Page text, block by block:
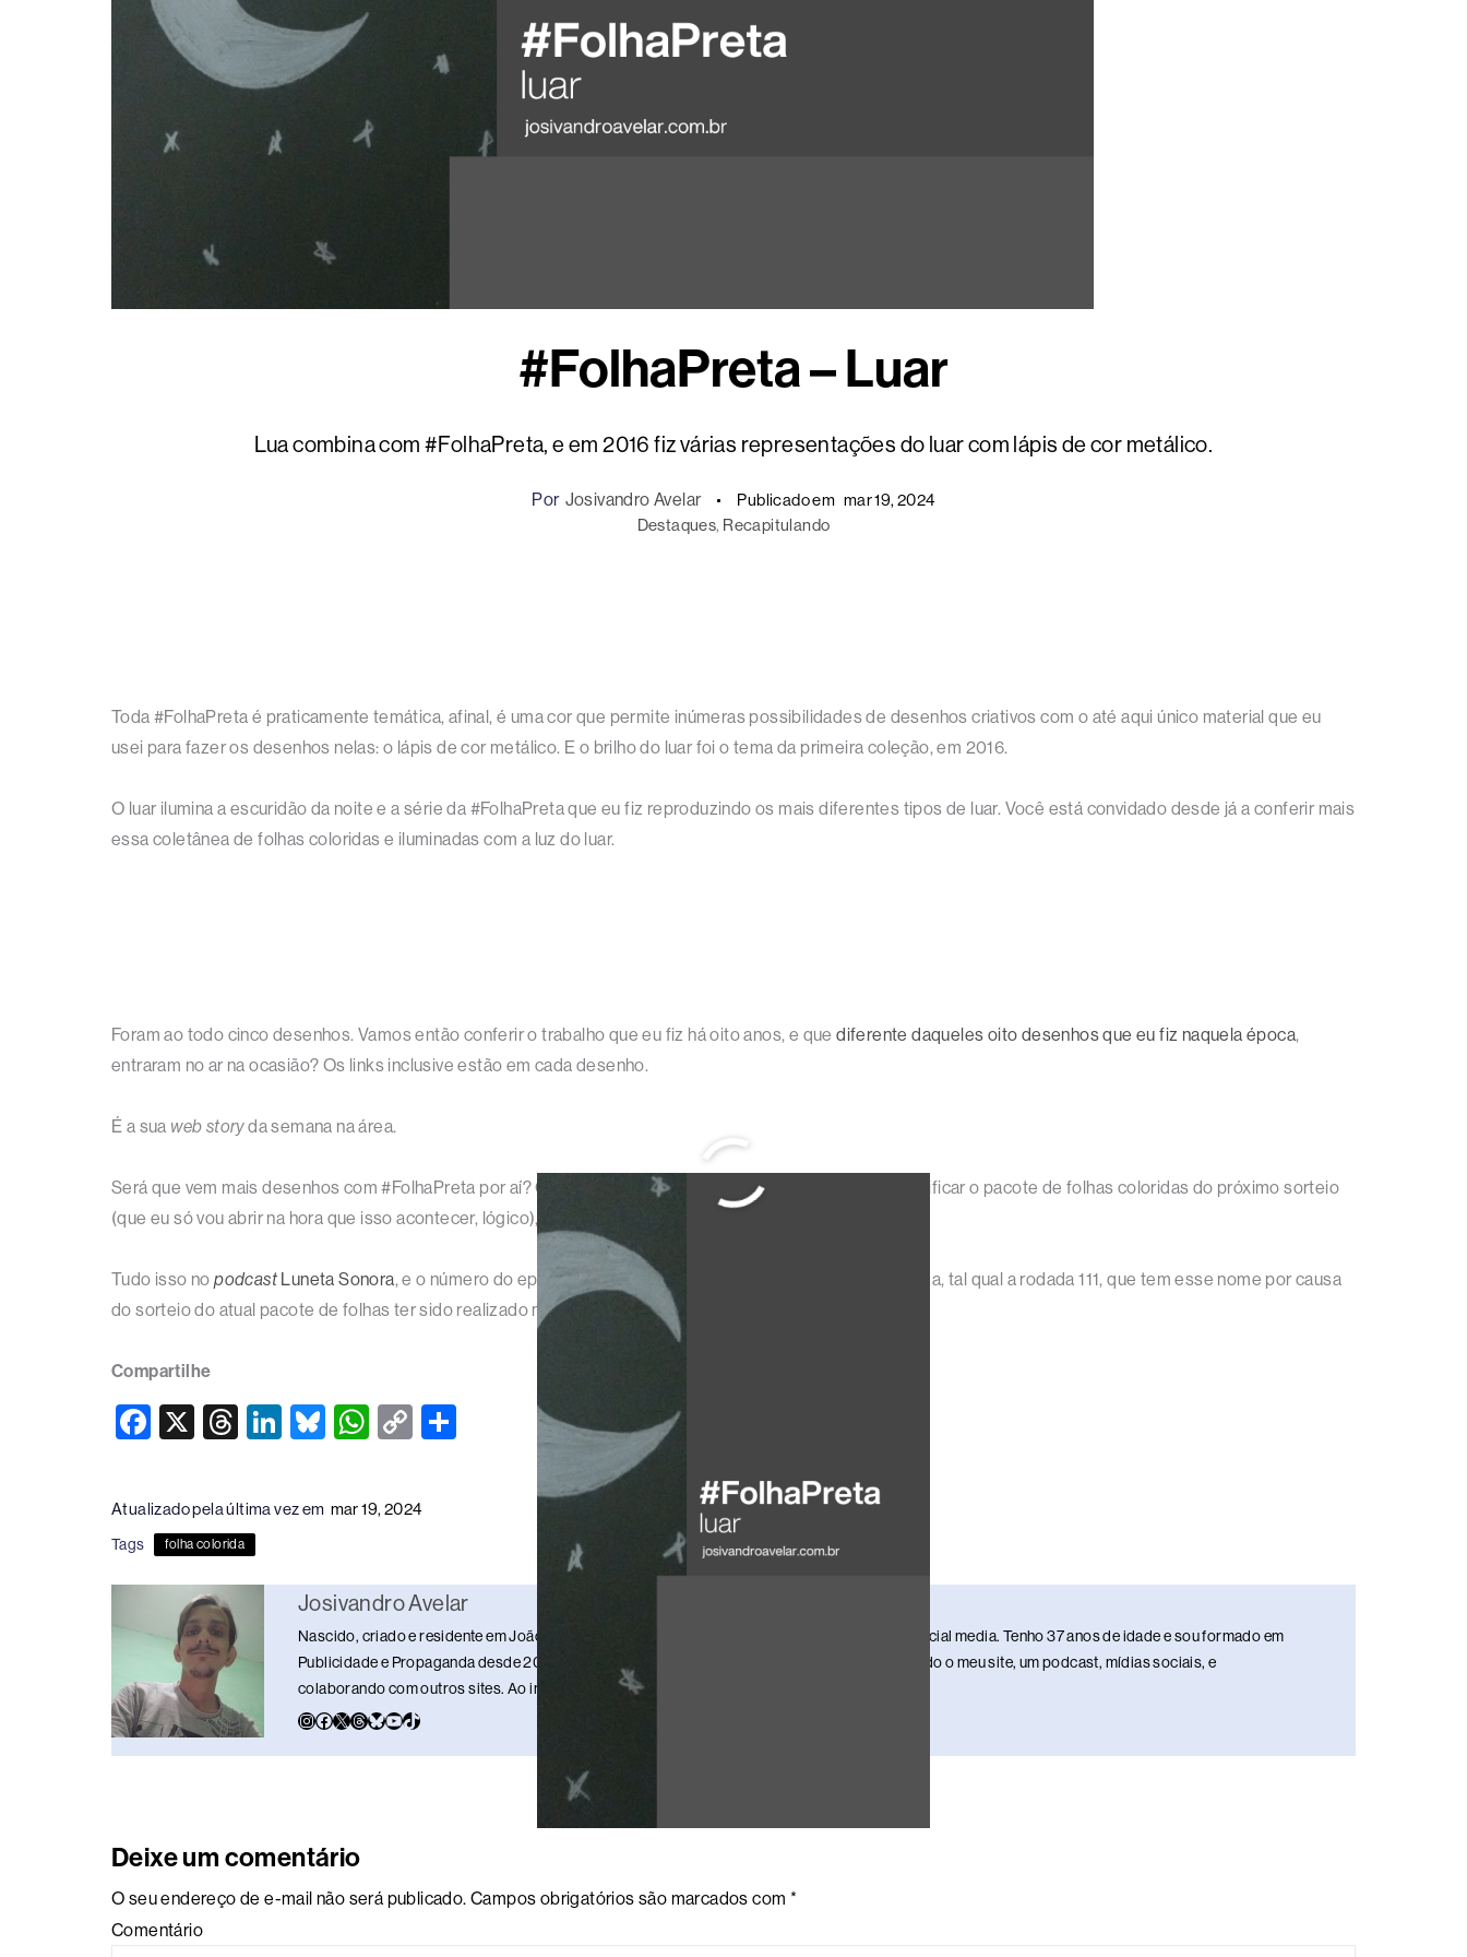
#FolhaPreta – Luar
Lua combina com #FolhaPreta, e em 2016 fiz várias representações do luar com lápis de cor metálico.
Por Josivandro Avelar Publicado em mar 19, 2024
Destaques, Recapitulando
Toda #FolhaPreta é praticamente temática, afinal, é uma cor que permite inúmeras possibilidades de desenhos criativos com o até aqui único material que eu
usei para fazer os desenhos nelas: o lápis de cor metálico. E o brilho do luar foi o tema da primeira coleção, em 2016.
O luar ilumina a escuridão da noite e a série da #FolhaPreta que eu fiz reproduzindo os mais diferentes tipos de luar. Você está convidado desde já a conferir mais
essa coletânea de folhas coloridas e iluminadas com a luz do luar.
Foram ao todo cinco desenhos. Vamos então conferir o trabalho que eu fiz há oito anos, e quediferente daqueles oito desenhos que eu fiz naquela época,
entraram no ar na ocasião? Os links inclusive estão em cada desenho.
É a sua web storyda semana na área.
Será que vem mais desenhos com #FolhaPreta por aí? Quando estiver próximo do final do mês, eu vou verificar o pacote de folhas coloridas do próximo sorteio
(que eu só vou abrir na hora que isso acontecer, lógico), para marcar as datas e determinar a ordem.
Tudo isso nopodcast Luneta Sonora, e o número do episódio do sorteio vai determinar o número da rodada, tal qual a rodada 111, que tem esse nome por causa
do sorteio do atual pacote de folhas ter sido realizado noepisódio 111 dopodcast
Compartilhe
F
e
b
o
o
X
T
a
d
s
Li
e
n
Bl
sk
W
s
p
p
C
y
n
k
Atualizado pela última vez em mar 19, 2024
Tags folha colorida
Josivandro Avelar
Nascido, criado e residente em João Pessoa, Paraíba. Sou publicitário, redator, ilustrador e social media. Tenho 37 anos de idade e sou formado em
Publicidade e Propaganda desde 2013. Estou nesse meio da comunicação há 17 anos, mantendo o meu site, um podcast, mídias sociais, e
colaborando com outros sites. Ao infinito e além!
Deixe um comentário
O seu endereço de e-mail não será publicado. Campos obrigatórios são marcados com *
Comentário